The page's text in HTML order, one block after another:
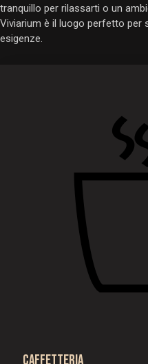
tranquillo per rilassarti o un
Viviarium è il luogo perfetto per
esigenze.
Caffetteria